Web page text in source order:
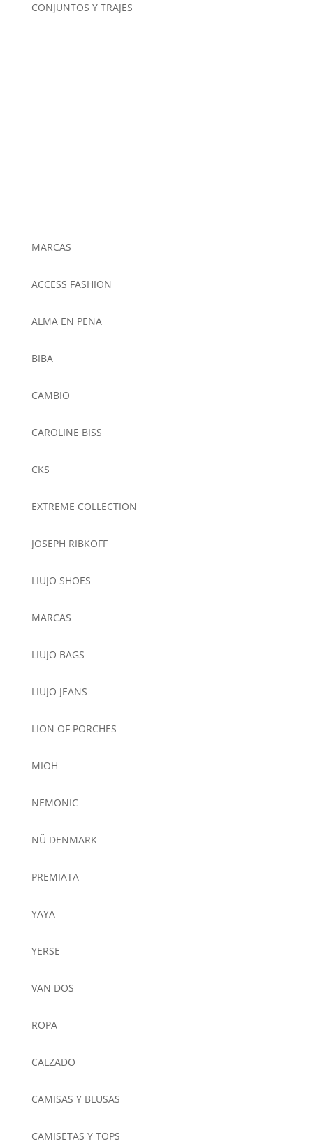
CONJUNTOS Y TRAJES
MARCAS
ACCESS FASHION
ALMA EN PENA
BIBA
CAMBIO
CAROLINE BISS
CKS
EXTREME COLLECTION
JOSEPH RIBKOFF
LIUJO SHOES
MARCAS
LIUJO BAGS
LIUJO JEANS
LION OF PORCHES
MIOH
NEMONIC
NÜ DENMARK
PREMIATA
YAYA
YERSE
VAN DOS
ROPA
CALZADO
CAMISAS Y BLUSAS
CAMISETAS Y TOPS